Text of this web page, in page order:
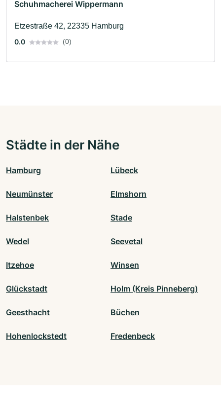
Schuhmacherei Wippermann
Etzestraße 42, 22335 Hamburg
0.0
(0)
Städte in der Nähe
Hamburg Lübeck
Neumünster Elmshorn
Halstenbek Stade
Wedel Seevetal
Itzehoe Winsen
Glückstadt Holm (Kreis Pinneberg)
Geesthacht Büchen
Hohenlockstedt Fredenbeck